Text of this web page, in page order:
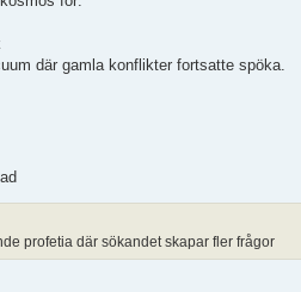
där gamla konflikter fortsatte spöka.
profetia där sökandet skapar fler frågor